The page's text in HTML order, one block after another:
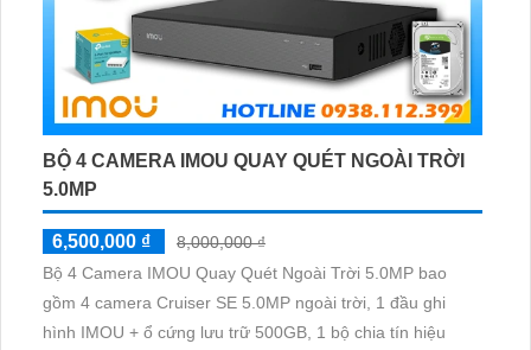
BỘ 4 CAMERA IMOU QUAY QUÉT NGOÀI TRỜI
5.0MP
6,500,000 ₫
8,000,000 ₫
Bộ 4 Camera IMOU Quay Quét Ngoài Trời 5.0MP bao
gồm 4 camera Cruiser SE 5.0MP ngoài trời, 1 đầu ghi
hình IMOU + ổ cứng lưu trữ 500GB, 1 bộ chia tín hiệu